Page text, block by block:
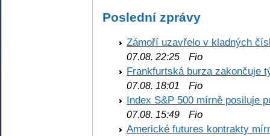
Poslední zprávy
Zámoří uzavřelo v kladných
07.08. 22:25 Fio
Frankfurtská burza zakončuje
07.08. 18:01
Fio
Index S&P 500 mírně posiluje
07.08. 15:49 Fio
Americké futures kontrakty